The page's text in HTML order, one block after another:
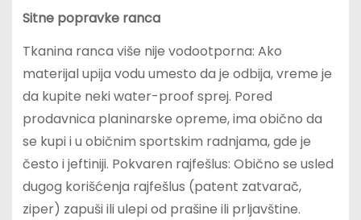
Sitne popravke ranca
Tkanina ranca više nije vodootporna: Ako
materijal upija vodu umesto da je odbija, vreme je
da kupite neki water-proof sprej. Pored
prodavnica planinarske opreme, ima obično da
se kupi i u običnim sportskim radnjama, gde je
često i jeftiniji. Pokvaren rajfešlus: Obično se usled
dugog korišćenja rajfešlus (patent zatvarač,
ziper) zapuši ili ulepi od prašine ili prljavštine.